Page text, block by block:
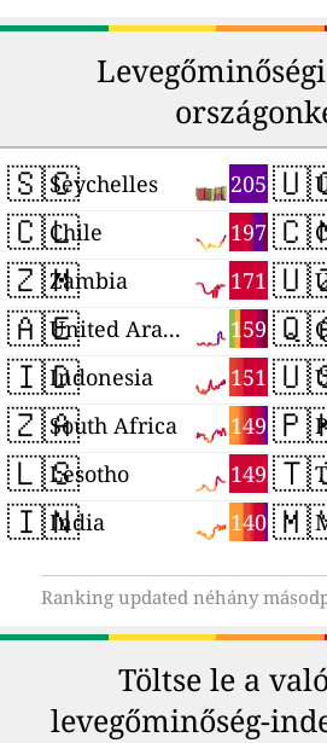
🇸🇨 205
Seychelles
🇨🇱 197
Chile
🇿🇲 171
Zambia
🇦🇪 159
United Arab Emirates
🇮🇩 151
Indonesia
🇿🇦 149
South Africa
🇱🇸 149
Lesotho
🇮🇳 140
India
Ranking updated néhány
Töltse le a
levegőminőség-